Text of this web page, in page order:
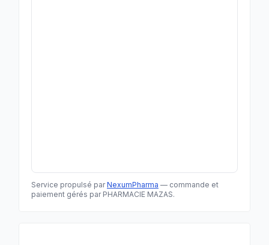
Service propulsé parNexumPharma — commande et
paiement gérés par PHARMACIE MAZAS.